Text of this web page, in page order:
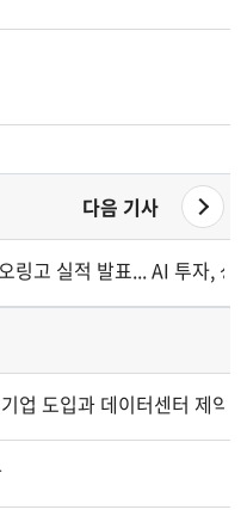
다음 기사
와 마진 개선
링고 실적 발표... AI 투자, 성
업 도입과 데이터센터 제약